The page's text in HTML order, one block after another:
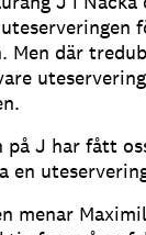
. Men där
.
på J har fått
en
menar